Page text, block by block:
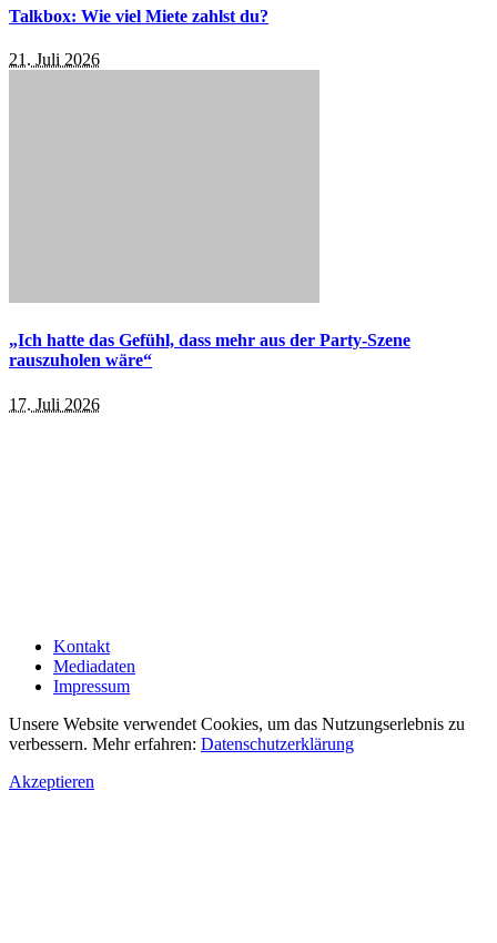
Talkbox: Wie viel Miete zahlst du?
21. Juli 2026
„Ich hatte das Gefühl, dass mehr aus der Party-Szene
rauszuholen wäre“
17. Juli 2026
Kontakt
Mediadaten
Impressum
Unsere Website verwendet Cookies, um das Nutzungserlebnis zu
verbessern. Mehr erfahren: Datenschutzerklärung
Akzeptieren